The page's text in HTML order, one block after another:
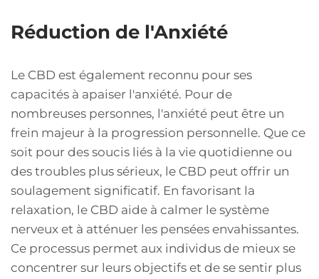
Réduction de l'Anxiété
Le CBD est également reconnu pour ses
capacités à apaiser l'anxiété. Pour de
nombreuses personnes, l'anxiété peut être un
frein majeur à la progression personnelle. Que ce
soit pour des soucis liés à la vie quotidienne ou
des troubles plus sérieux, le CBD peut offrir un
soulagement significatif. En favorisant la
relaxation, le CBD aide à calmer le système
nerveux et à atténuer les pensées envahissantes.
Ce processus permet aux individus de mieux se
concentrer sur leurs objectifs et de se sentir plus